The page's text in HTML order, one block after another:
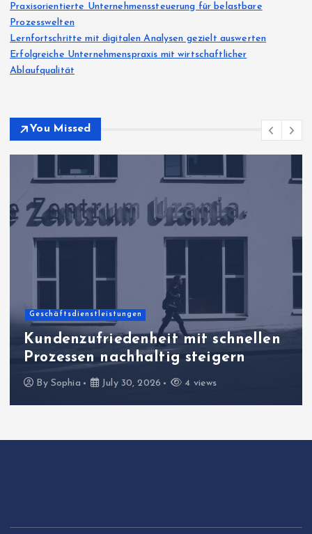
Praxisorientierte Unternehmenssteuerung für belastbare
Prozesswelten
Lernfortschritte mit digitalen Analysen gezielt auswerten
Erfolgreiche Unternehmenspraxis mit wirtschaftlicher
Ablaufqualität
You Missed
Geschäftsdienstleistungen
Kundenzufriedenheit mit schnellen
Prozessen nachhaltig steigern
By Sophia July 30, 2026 4 views